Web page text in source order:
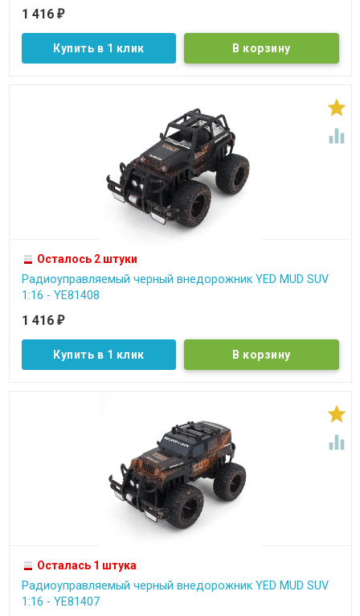
1 416 ₽
Купить в 1 клик


Осталось 2 штуки
Радиоуправляемый черный внедорожник YED MUD SUV
1:16 - YE81408
1 416 ₽
Купить в 1 клик


Осталась 1 штука
Радиоуправляемый черный внедорожник YED MUD SUV
1:16 - YE81407